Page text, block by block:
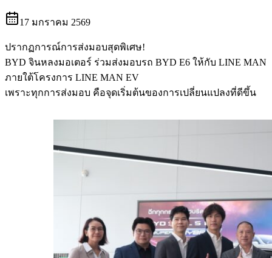
17 มกราคม 2569
ปรากฏการณ์การส่งมอบสุดพิเศษ!
BYD จินหลงมอเตอร์ ร่วมส่งมอบรถ BYD E6 ให้กับ LINE MAN
ภายใต้โครงการ LINE MAN EV
เพราะทุกการส่งมอบ คือจุดเริ่มต้นของการเปลี่ยนแปลงที่ดีขึ้น